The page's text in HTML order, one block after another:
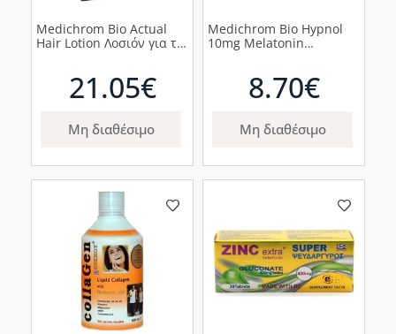
Medichrom Bio Actual
Hair Lotion Λοσιόν για τα
21.05€
Μη διαθέσιμο
Medichrom Bio Hypnol
10mg Melatonin
Αϋπνία, 30 tabs
8.70€
Μη διαθέσιμο